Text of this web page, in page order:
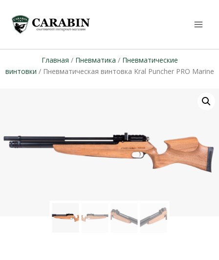
Главная / Пневматика / Пневматические
винтовки / Пневматическая винтовка Kral Puncher PRO Marine